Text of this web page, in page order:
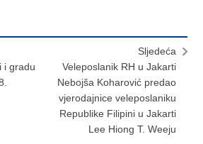
i gradu
Sljedeća
Veleposlanik RH u Jakarti
Nebojša Koharović predao
vjerodajnice veleposlaniku
Republike Filipini u Jakarti
Lee Hiong T. Weeju